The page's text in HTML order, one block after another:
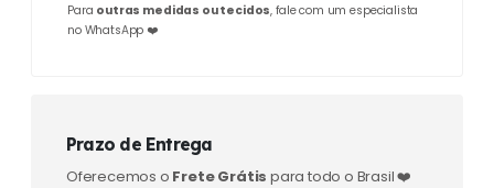
Para outras medidas ou tecidos, fale com um especialista
no WhatsApp ❤️
Prazo de Entrega
Oferecemos o Frete Grátis para todo o Brasil ❤️